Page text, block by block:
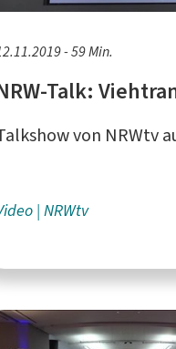
- 59 Min.
Talk:
von NRWtv
NRWtv